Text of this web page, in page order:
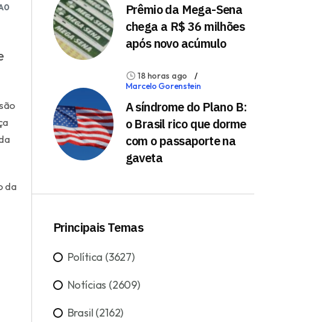
da
Prêmio da Mega-Sena
chega a R$ 36 milhões
após novo acúmulo
18 horas ago
Marcelo Gorenstein
A síndrome do Plano B:
o Brasil rico que dorme
com o passaporte na
gaveta
Principais Temas
Política (3627)
Notícias (2609)
Brasil (2162)